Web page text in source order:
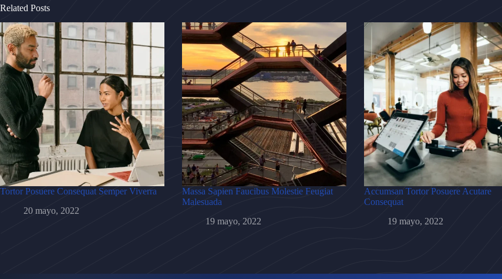
Related Posts
Tortor Posuere Consequat Semper Viverra
20 mayo, 2022
Massa Sapien Faucibus Molestie Feugiat
Malesuada
19 mayo, 2022
Accumsan Tortor Posuere Acutare
Consequat
19 mayo, 2022